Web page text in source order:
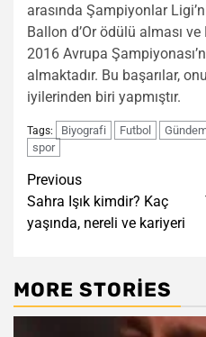
arasında Şampiyonlar
Ballon d’Or ödülü alması
2016 Avrupa
almaktadır. Bu başarılar,
iyilerinden biri yapmıştır.
Tags: Biyografi Futbol
spor
Post
navigation
Previous
Sahra Işık kimdir? Kaç
yaşında, nereli ve kariyeri
MORE STORIES